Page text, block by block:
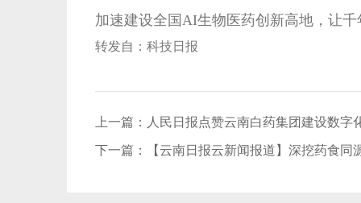
加速建设全国AI生物医药创新高地，让
转发自：科技日报
上一篇： 人民日报点赞云南白药集团建设数字
下一篇： 【云南日报云新闻报道】深挖药食